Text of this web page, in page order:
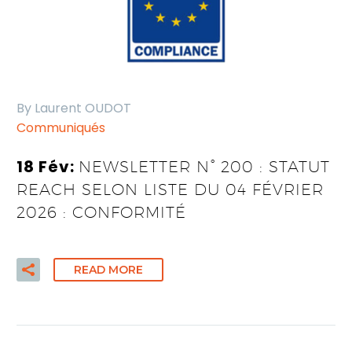
By Laurent OUDOT
Communiqués
18 Fév: NEWSLETTER N° 200 : STATUT
REACH SELON LISTE DU 04 FÉVRIER
2026 : CONFORMITÉ
READ MORE